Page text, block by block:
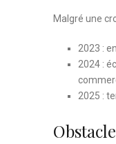
Malgré une
2023 :
2024 :
2025 :